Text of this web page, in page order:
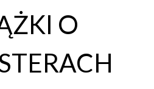
O